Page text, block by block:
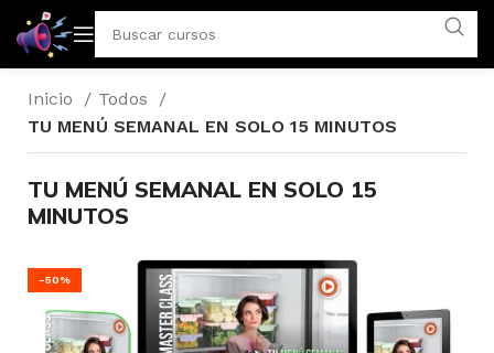
Inicio
Todos
TU MENÚ SEMANAL EN SOLO 15 MINUTOS
TU MENÚ SEMANAL EN SOLO 15
MINUTOS
-50%